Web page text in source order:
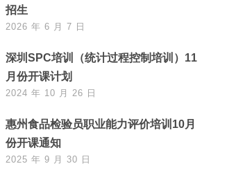
招生
2026 年 6 月 7 日
深圳SPC培训（统计过程控制培训）11
月份开课计划
2024 年 10 月 26 日
惠州食品检验员职业能力评价培训10月
份开课通知
2025 年 9 月 30 日